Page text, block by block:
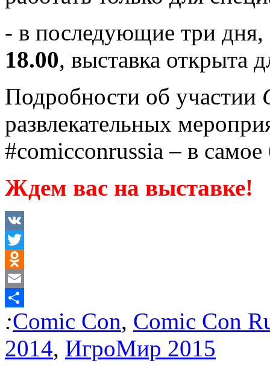
- в последующие три дня,
18.00, выставка открыта
Подробности об участии
развлекательных
#comicconrussia – в
Ждем вас на выставке!
VK
Twitter
Odnoklassniki
Email
Отправить
:Comic Con, Comic Con
2014, ИгроМир 2015